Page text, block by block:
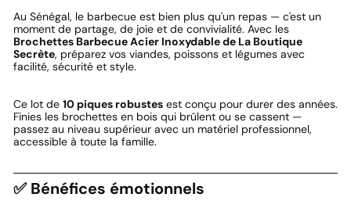
Au Sénégal, le barbecue est bien plus qu'un repas — c'est un
moment de partage, de joie et de convivialité. Avec les
Brochettes Barbecue Acier Inoxydable de La Boutique
Secrète, préparez vos viandes, poissons et légumes avec
facilité, sécurité et style.
Ce lot de 10 piques robustes est conçu pour durer des années.
Finies les brochettes en bois qui brûlent ou se cassent —
passez au niveau supérieur avec un matériel professionnel,
accessible à toute la famille.
✅ Bénéfices émotionnels